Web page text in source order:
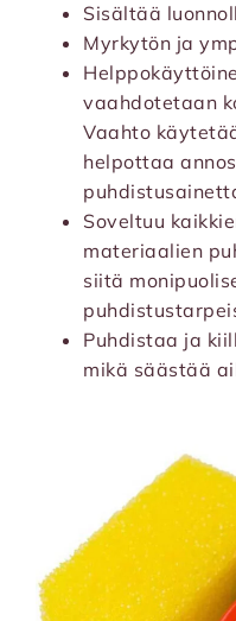
Sisältää
Myrkytön ja
vaahdotetaan
Vaahto
helpottaa
Soveltuu
materiaalien
siitä
Puhdistaa ja
mikä säästää